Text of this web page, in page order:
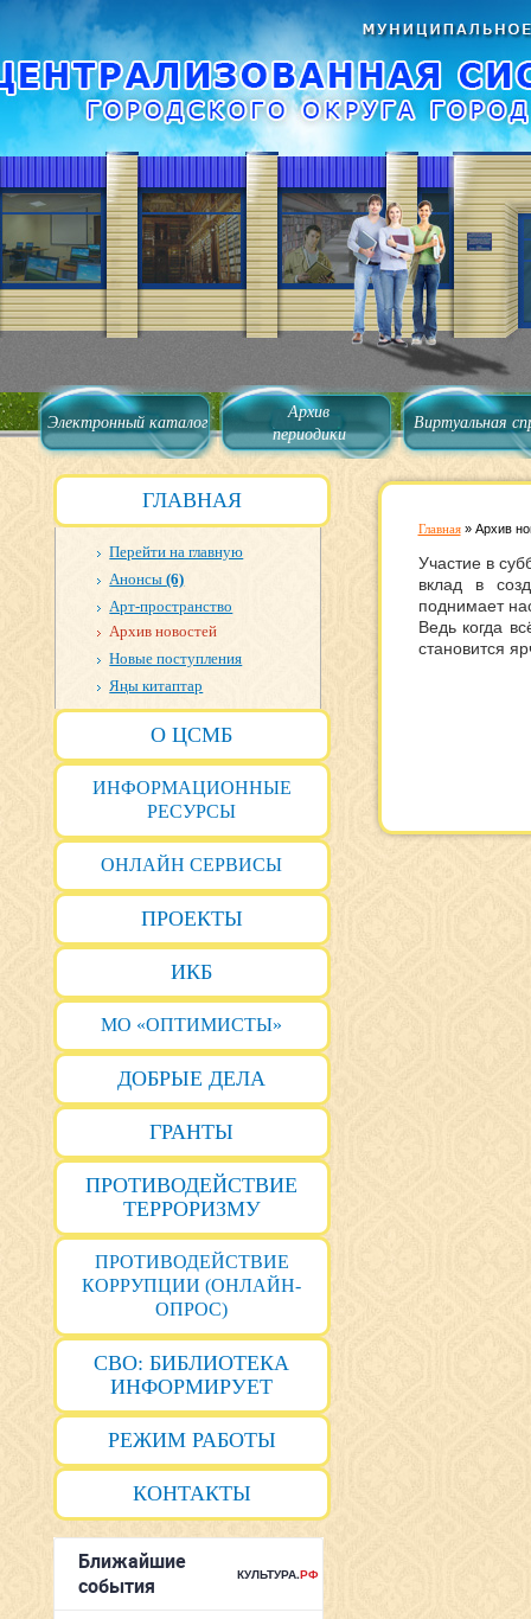
Электронный каталог
Архив
периодики
Виртуальная
ГЛАВНАЯ
Перейти на главную
Анонсы(6)
Арт-пространство
Архив новостей
Новые поступления
Яңы китаптар
О ЦСМБ
ИНФОРМАЦИОННЫЕ
РЕСУРСЫ
ОНЛАЙН СЕРВИСЫ
ПРОЕКТЫ
ИКБ
МО «ОПТИМИСТЫ»
ДОБРЫЕ ДЕЛА
ГРАНТЫ
ПРОТИВОДЕЙСТВИЕ
ТЕРРОРИЗМУ
ПРОТИВОДЕЙСТВИЕ
КОРРУПЦИИ (ОНЛАЙН-
ОПРОС)
СВО: БИБЛИОТЕКА
ИНФОРМИРУЕТ
РЕЖИМ РАБОТЫ
КОНТАКТЫ
Главная» Архив
Участие в
вклад в
поднимает
Ведь когда
становится